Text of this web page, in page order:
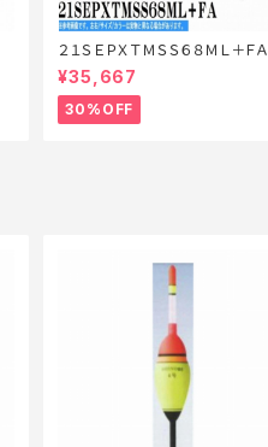
２１ＳＥＰＸＴＭＳＳ６８ＭＬ＋ＦＡ
【特価ロッド】【30】
¥35,667
30%OFF